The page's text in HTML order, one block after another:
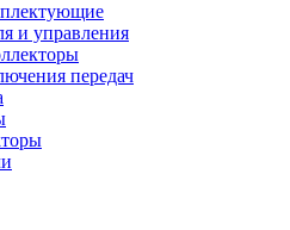
и управления
передач